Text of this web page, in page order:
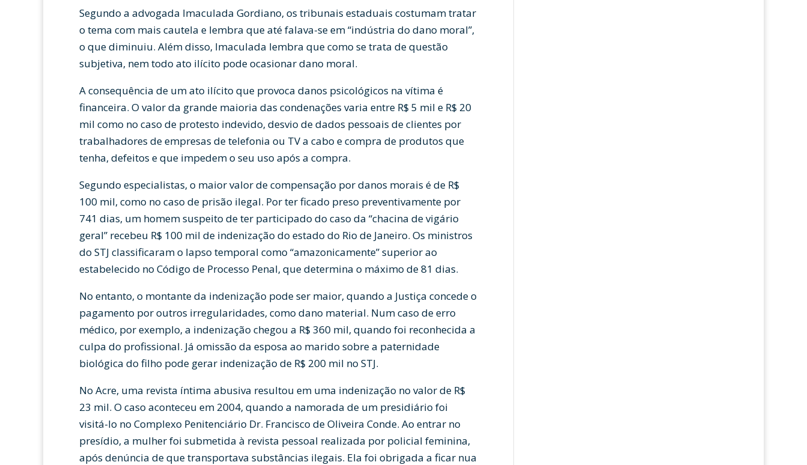
Segundo a advogada Imaculada Gordiano, os tribunais estaduais costumam tratar
o tema com mais cautela e lembra que até falava-se em “indústria do dano moral”,
o que diminuiu. Além disso, Imaculada lembra que como se trata de questão
subjetiva, nem todo ato ilícito pode ocasionar dano moral.
A consequência de um ato ilícito que provoca danos psicológicos na vítima é
financeira. O valor da grande maioria das condenações varia entre R$ 5 mil e R$ 20
mil como no caso de protesto indevido, desvio de dados pessoais de clientes por
trabalhadores de empresas de telefonia ou TV a cabo e compra de produtos que
tenha, defeitos e que impedem o seu uso após a compra.
Segundo especialistas, o maior valor de compensação por danos morais é de R$
100 mil, como no caso de prisão ilegal. Por ter ficado preso preventivamente por
741 dias, um homem suspeito de ter participado do caso da “chacina de vigário
geral” recebeu R$ 100 mil de indenização do estado do Rio de Janeiro. Os ministros
do STJ classificaram o lapso temporal como “amazonicamente” superior ao
estabelecido no Código de Processo Penal, que determina o máximo de 81 dias.
No entanto, o montante da indenização pode ser maior, quando a Justiça concede o
pagamento por outros irregularidades, como dano material. Num caso de erro
médico, por exemplo, a indenização chegou a R$ 360 mil, quando foi reconhecida a
culpa do profissional. Já omissão da esposa ao marido sobre a paternidade
biológica do filho pode gerar indenização de R$ 200 mil no STJ.
No Acre, uma revista íntima abusiva resultou em uma indenização no valor de R$
23 mil. O caso aconteceu em 2004, quando a namorada de um presidiário foi
visitá-lo no Complexo Penitenciário Dr. Francisco de Oliveira Conde. Ao entrar no
presídio, a mulher foi submetida à revista pessoal realizada por policial feminina,
após denúncia de que transportava substâncias ilegais. Ela foi obrigada a ficar nua